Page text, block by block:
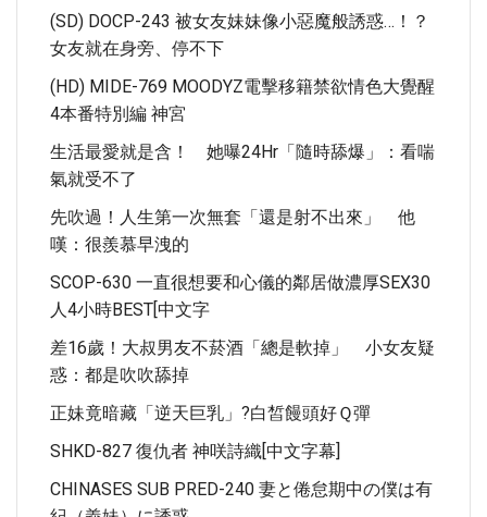
(SD) DOCP-243 被女友妹妹像小惡魔般誘惑…！？
女友就在身旁、停不下
(HD) MIDE-769 MOODYZ電擊移籍禁欲情色大覺醒
4本番特別編 神宮
生活最愛就是含！ 她曝24Hr「隨時舔爆」：看喘
氣就受不了
先吹過！人生第一次無套「還是射不出來」 他
嘆：很羨慕早洩的
SCOP-630 一直很想要和心儀的鄰居做濃厚SEX30
人4小時BEST[中文字
差16歲！大叔男友不菸酒「總是軟掉」 小女友疑
惑：都是吹吹舔掉
正妹竟暗藏「逆天巨乳」?白皙饅頭好Ｑ彈
SHKD-827 復仇者 神咲詩織[中文字幕]
CHINASES SUB PRED-240 妻と倦怠期中の僕は有